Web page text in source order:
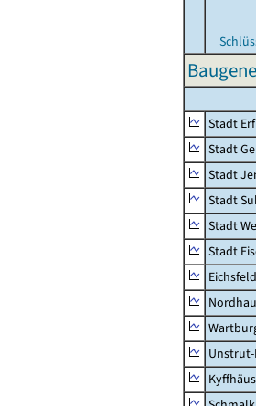
Stadt
Stadt
Stadt
Stadt
Stadt
Stadt
Eichsfeld